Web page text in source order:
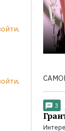
.
.
3